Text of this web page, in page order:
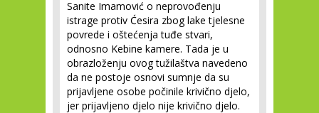
Sanite Imamović o neprovođenju
istrage protiv Ćesira zbog lake tjelesne
povrede i oštećenja tuđe stvari,
odnosno Kebine kamere. Tada je u
obrazloženju ovog tužilaštva navedeno
da ne postoje osnovi sumnje da su
prijavljene osobe počinile krivično djelo,
jer prijavljeno djelo nije krivično djelo.